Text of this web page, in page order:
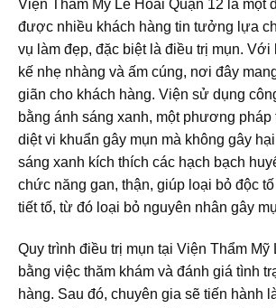
Viện Thẩm Mỹ Lê Hoài Quận 12 là một
được nhiều khách hàng tin tưởng lựa
vụ làm đẹp, đặc biệt là điều trị mụn. Với
kế nhẹ nhàng và ấm cúng, nơi đây
giãn cho khách hàng. Viện sử dụng
bằng ánh sáng xanh, một phương pháp
diệt vi khuẩn gây mụn mà không gây
sáng xanh kích thích các hạch bạch
chức năng gan, thận, giúp loại bỏ độc
tiết tố, từ đó loại bỏ nguyên nhân gây
Quy trình điều trị mụn tại Viện Thẩm Mỹ
bằng việc thăm khám và đánh giá tình
hàng. Sau đó, chuyên gia sẽ tiến hành